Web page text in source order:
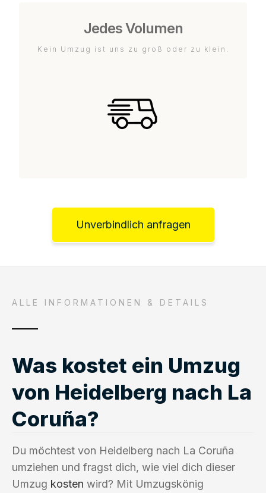
Jedes Volumen
Kein Umzug ist uns zu groß oder zu klein.
Unverbindlich anfragen
ALLE INFORMATIONEN & DETAILS
Was kostet ein Umzug
von Heidelberg nach La
Coruña?
Du möchtest von Heidelberg nach La Coruña
umziehen und fragst dich, wie viel dich dieser
Umzug kosten wird? Mit Umzugskönig